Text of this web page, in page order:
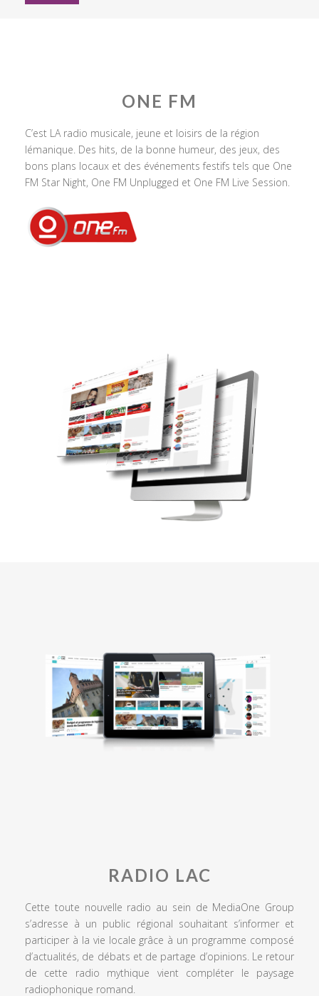
ONE FM
C’est LA radio musicale, jeune et loisirs de la région
lémanique. Des hits, de la bonne humeur, des jeux, des
bons plans locaux et des événements festifs tels que One
FM Star Night, One FM Unplugged et One FM Live Session.
RADIO LAC
Cette toute nouvelle radio au sein de MediaOne Group
s’adresse à un public régional souhaitant s’informer et
participer à la vie locale grâce à un programme composé
d’actualités, de débats et de partage d’opinions. Le retour
de cette radio mythique vient compléter le paysage
radiophonique romand.